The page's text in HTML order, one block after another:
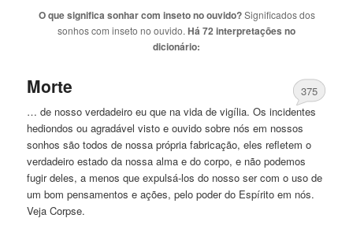
O que significa sonhar com inseto no ouvido?Significados dos
sonhos com inseto no ouvido. Há 72 interpretações no
dicionário:
Morte
375
… de nosso verdadeiro eu que na vida de vigília. Os incidentes
hediondos ou agradável visto eouvido sobre nós em nossos
sonhos são todos de nossa própria fabricação, eles refletem o
verdadeiro estado da nossa alma e do corpo, e não podemos
fugir deles, a menos que expulsá-los do nosso ser com o uso de
um bom pensamentos e ações, pelo poder do Espírito em nós.
Veja Corpse.